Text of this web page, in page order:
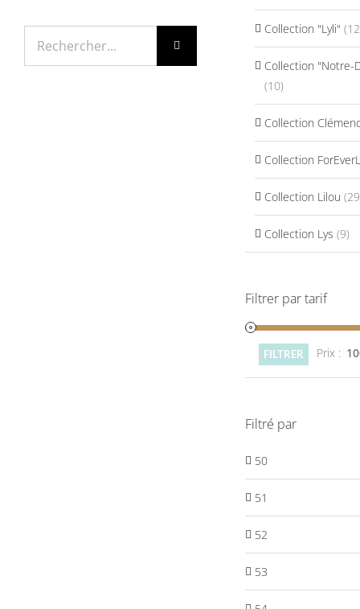
Collection "Lyli"
Collection "Notre-
(10)
Collection
Collection
Collection Lilou
Collection Lys (9)
Filtrer par tarif
FILTRER Prix :
Filtré par
50
51
52
53